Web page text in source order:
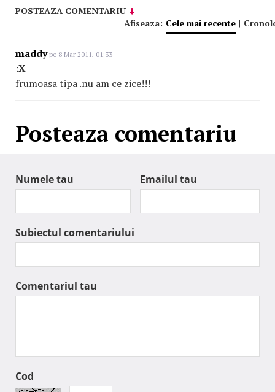
POSTEAZA COMENTARIU
Afiseaza: Cele mai recente |
maddype 8 Mar 2011, 01:33
:X
frumoasa tipa .nu am ce zice!!!
Posteaza comentariu
Numele tau Emailul tau
Subiectul comentariului
Comentariul tau
Cod